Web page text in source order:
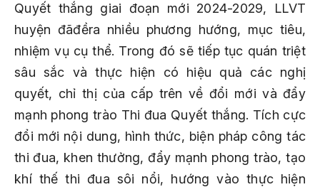
Quyết thắng giai đoạn mới 2024-2029, LLVT
huyện đãđềra nhiều phương hướng, mục tiêu,
nhiệm vụ cụ thể. Trong đó sẽ tiếp tục quán triệt
sâu sắc và thực hiện có hiệu quả các nghị
quyết, chỉ thị của cấp trên về đổi mới và đẩy
mạnh phong trào Thi đua Quyết thắng. Tích cực
đổi mới nội dung, hình thức, biện pháp công tác
thi đua, khen thưởng, đẩy mạnh phong trào, tạo
khí thế thi đua sôi nổi, hướng vào thực hiện